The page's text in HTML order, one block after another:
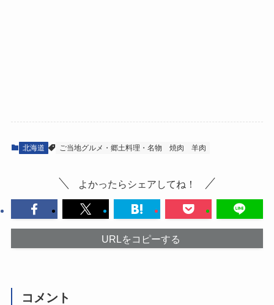
北海道 ご当地グルメ・郷土料理・名物 焼肉 羊肉
よかったらシェアしてね！
URLをコピーする
コメント